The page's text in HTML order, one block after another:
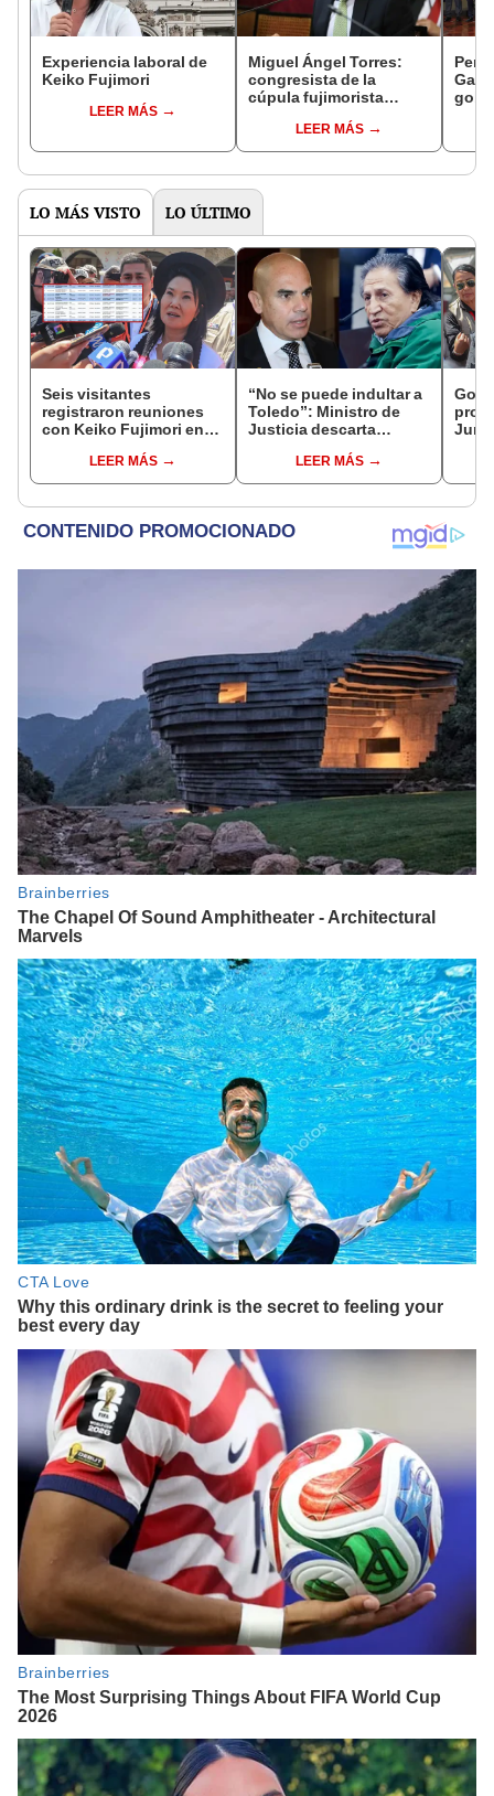
Experiencia laboral de
Keiko Fujimori
LEER MÁS
Miguel Ángel Torres:
congresista de la
cúpula fujimorista
del SenadoLEER MÁS
LO MÁS VISTO LO ÚLTIMO
Seis visitantes
registraron reuniones
con Keiko Fujimori en
presidenta se
encontraba en Junín
LEER MÁS
“No se puede indultar a
Toledo”: Ministro de
Justicia descarta
exmandatario
LEER MÁS